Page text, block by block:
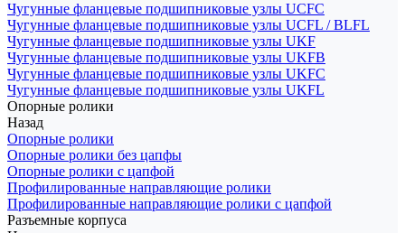
Чугунные фланцевые подшипниковые узлы UCFC
Чугунные фланцевые подшипниковые узлы UCFL / BLFL
Чугунные фланцевые подшипниковые узлы UKF
Чугунные фланцевые подшипниковые узлы UKFB
Чугунные фланцевые подшипниковые узлы UKFC
Чугунные фланцевые подшипниковые узлы UKFL
Опорные ролики
Назад
Опорные ролики
Опорные ролики без цапфы
Опорные ролики с цапфой
Профилированные направляющие ролики
Профилированные направляющие ролики с цапфой
Разъемные корпуса